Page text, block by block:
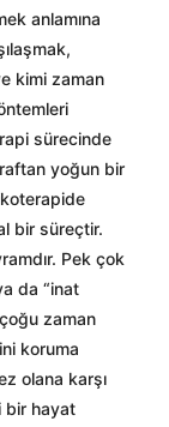
anlamına
kimi zaman
sürecinde
yoğun bir
bir süreçtir.
Pek çok
da “inat
zaman
koruma
olana karşı
bir hayat